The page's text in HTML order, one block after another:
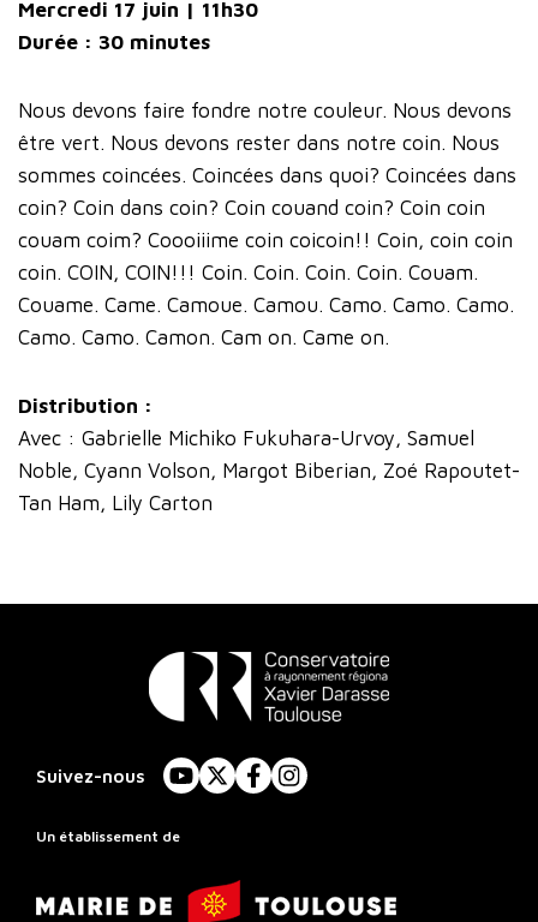
Mercredi 17 juin | 11h30
Durée : 30 minutes
Nous devons faire fondre notre couleur. Nous devons
être vert. Nous devons rester dans notre coin. Nous
sommes coincées. Coincées dans quoi? Coincées dans
coin? Coin dans coin? Coin couand coin? Coin coin
couam coim? Coooiiime coin coicoin!! Coin, coin coin
coin. COIN, COIN!!! Coin. Coin. Coin. Coin. Couam.
Couame. Came. Camoue. Camou. Camo. Camo. Camo.
Camo. Camo. Camon. Cam on. Came on.
Distribution :
Avec : Gabrielle Michiko Fukuhara-Urvoy, Samuel
Noble, Cyann Volson, Margot Biberian, Zoé Rapoutet-
Tan Ham, Lily Carton
Rayonnement
Régional
Toulouse
Suivez-nous
YouTube
X FacebookInstagram
Un établissement de
Mairie